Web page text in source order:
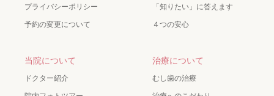
プライバシーポリシー
予約の変更について
「知りたい」に答えます
４つの安心
当院について
ドクター紹介
治療について
むし歯の治療